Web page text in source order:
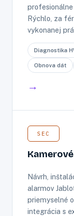
Rýchlo, za
vykonanej
Diagnostika
Obnova dát
→
SEC
Návrh,
alarmov
priemyselné
integrácia s